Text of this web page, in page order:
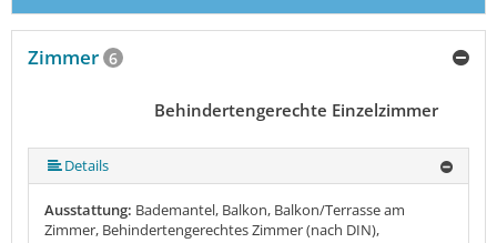
Zimmer 6
Behindertengerechte Einzelzimmer
Details
Ausstattung: Bademantel, Balkon, Balkon/Terrasse am
Zimmer, Behindertengerechtes Zimmer (nach DIN),